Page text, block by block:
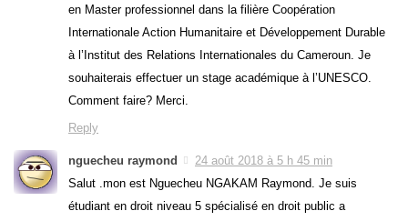
en Master professionnel dans la filière Coopération
Internationale Action Humanitaire et Développement Durable
à l’Institut des Relations Internationales du Cameroun. Je
souhaiterais effectuer un stage académique à l’UNESCO.
Comment faire? Merci.
Reply
nguecheu raymond
24 août 2018 à 5 h 45 min
Salut .mon est Nguecheu NGAKAM Raymond. Je suis
étudiant en droit niveau 5 spécialisé en droit public a